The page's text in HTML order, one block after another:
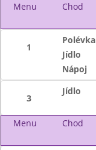
Menu Chod
1
Polévka
Jídlo
Nápoj
3
Jídlo
Menu Chod